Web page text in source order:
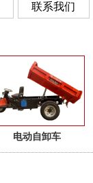
联系我们
电动自卸车